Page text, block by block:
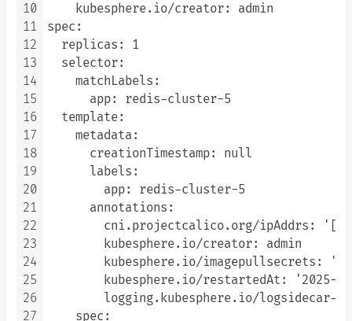
10
11
12
13
14
15
16
17
18
19
20
21
22
23
24
25
26
27
    kubesphere.io/creator: admin
spec:
  replicas: 1
  selector:
    matchLabels:
      app: redis-cluster-5
  template:
    metadata:
      creationTimestamp: null
      labels:
        app: redis-cluster-5
      annotations:
cni.projectcalico.org/ipAddrs:
        kubesphere.io/creator: admin
kubesphere.io/imagepullsecrets:
kubesphere.io/restartedAt: '2025-
logging.kubesphere.io/logsidecar-
    spec: